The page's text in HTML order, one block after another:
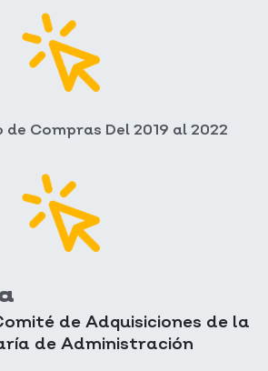
Compras Del 2019 al 2022
de Adquisiciones de la
de Administración